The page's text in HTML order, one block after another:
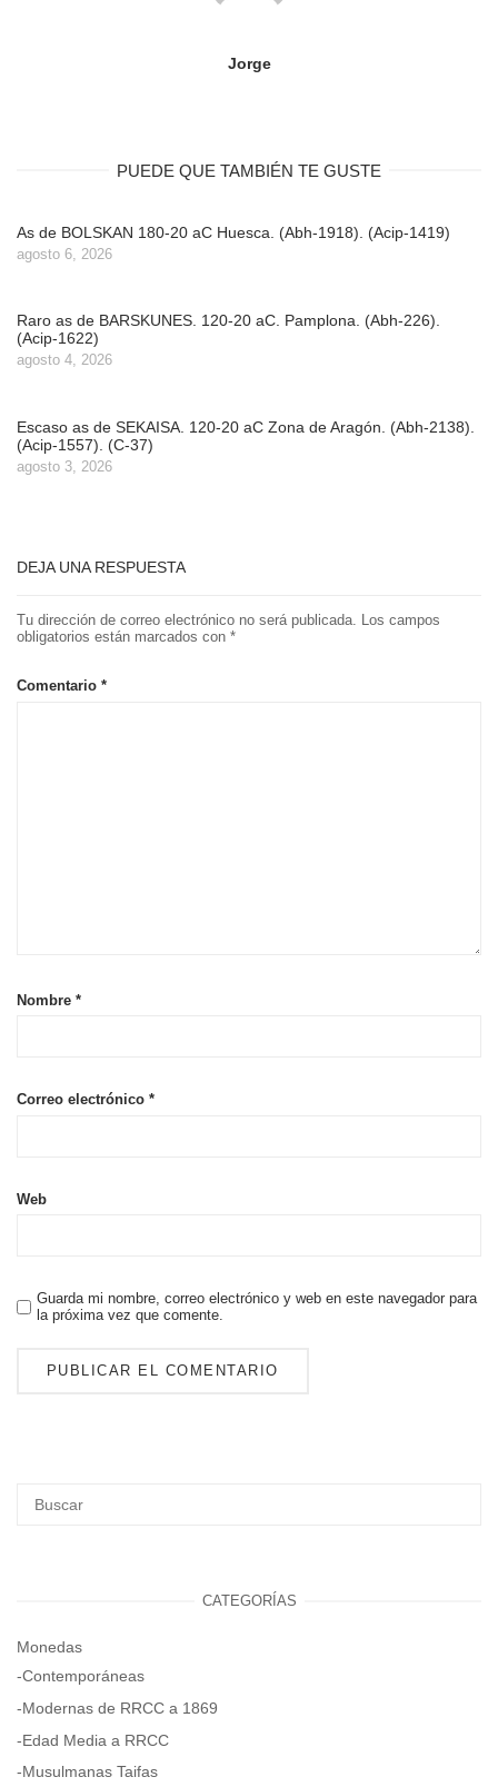
Jorge
PUEDE QUE TAMBIÉN TE GUSTE
As de BOLSKAN 180-20 aC Huesca. (Abh-1918). (Acip-1419)
agosto 6, 2026
Raro as de BARSKUNES. 120-20 aC. Pamplona. (Abh-226).
(Acip-1622)
agosto 4, 2026
Escaso as de SEKAISA. 120-20 aC Zona de Aragón. (Abh-2138).
(Acip-1557). (C-37)
agosto 3, 2026
DEJA UNA RESPUESTA
Tu dirección de correo electrónico no será publicada. Los campos
obligatorios están marcados con *
Comentario *
Nombre *
Correo electrónico *
Web
Guarda mi nombre, correo electrónico y web en este navegador para
la próxima vez que comente.
CATEGORÍAS
Monedas
-Contemporáneas
-Modernas de RRCC a 1869
-Edad Media a RRCC
-Musulmanas Taifas